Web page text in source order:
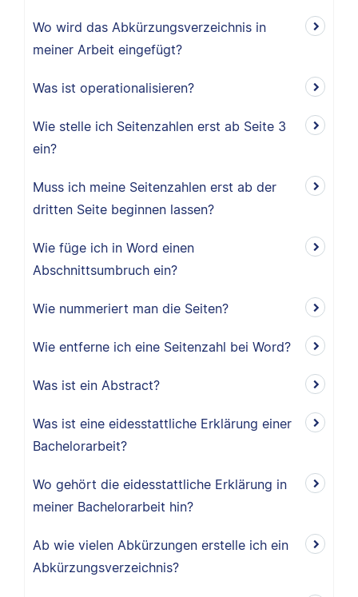
Wo wird das Abkürzungsverzeichnis in
meiner Arbeit eingefügt?
Was ist operationalisieren?
Wie stelle ich Seitenzahlen erst ab Seite 3
ein?
Muss ich meine Seitenzahlen erst ab der
dritten Seite beginnen lassen?
Wie füge ich in Word einen
Abschnittsumbruch ein?
Wie nummeriert man die Seiten?
Wie entferne ich eine Seitenzahl bei Word?
Was ist ein Abstract?
Was ist eine eidesstattliche Erklärung einer
Bachelorarbeit?
Wo gehört die eidesstattliche Erklärung in
meiner Bachelorarbeit hin?
Ab wie vielen Abkürzungen erstelle ich ein
Abkürzungsverzeichnis?